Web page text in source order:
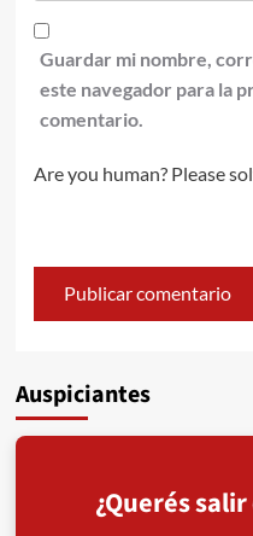
Guardar mi nombre,
este navegador para la
comentario.
Are you human? Please
Auspiciantes
¿Querés